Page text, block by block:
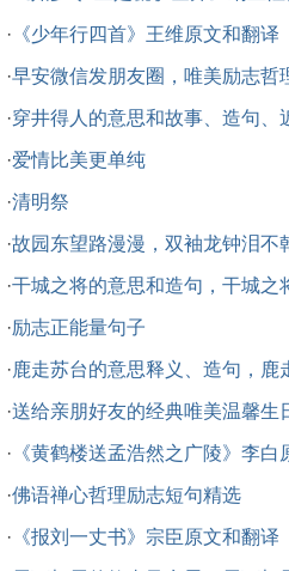
· 《少年行四首》王维原文和翻译
·早安微信发朋友圈，唯美励志哲
·穿井得人的意思和故事、造句、
·爱情比美更单纯
·清明祭
·故园东望路漫漫，双袖龙钟泪不
·干城之将的意思和造句，干城之
·励志正能量句子
·鹿走苏台的意思释义、造句，鹿
·送给亲朋好友的经典唯美温馨生
· 《黄鹤楼送孟浩然之广陵》李白
·佛语禅心哲理励志短句精选
· 《报刘一丈书》宗臣原文和翻译